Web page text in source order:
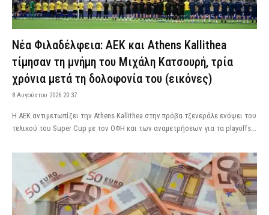
Νέα Φιλαδέλφεια: ΑΕΚ και Athens Kallithea
τίμησαν τη μνήμη του Μιχάλη Κατσουρή, τρία
χρόνια μετά τη δολοφονία του (εικόνες)
8 Αυγούστου 2026 20:37
Η ΑΕΚ αντιμετωπίζει την Athens Kallithea στην πρόβα τζενεράλε ενόψει του
τελικού του Super Cup με τον ΟΦΗ και των αναμετρήσεων για τα playoffs...